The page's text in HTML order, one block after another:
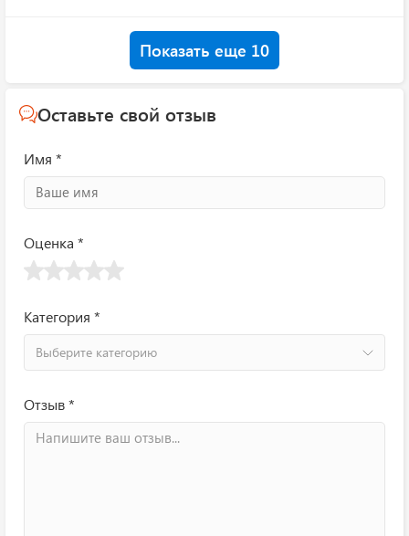
Показать еще 10
Оставьте свой отзыв
Имя *
Оценка *
Категория *
Выберите категорию
Отзыв *